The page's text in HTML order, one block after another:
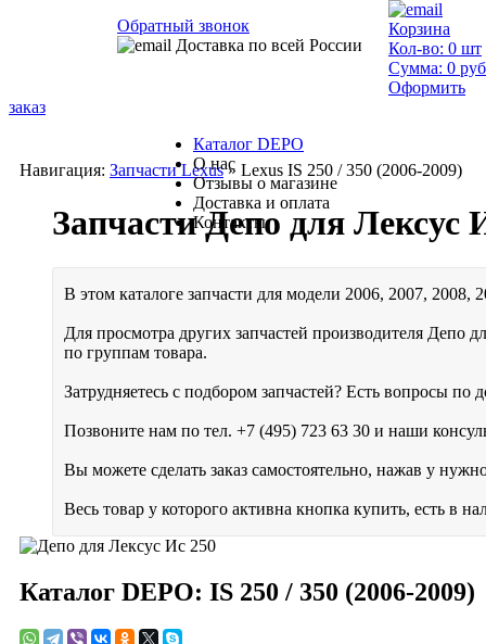
Навигация: Запчасти Lexus» Lexus IS 250 / 350 (2006-2009)
Запчасти Депо для Лексус
В этом каталоге запчасти для модели 2006, 2007, 2008,
Для просмотра других запчастей производителя Депо
по группам товара.
Затрудняетесь с подбором запчастей? Есть вопросы по
Позвоните нам по тел. +7 (495) 723 63 30 и наши
Вы можете сделать заказ самостоятельно, нажав у
Весь товар у которого активна кнопка купить, есть в
Каталог DEPO: IS 250 / 350 (2006-2009)
Обратный звонок
Доставка по всей России
Корзина
Кол-во: 0 шт
Сумма: 0
Оформить
заказ
Каталог DEPO
О нас
Отзывы о магазине
Доставка и оплата
Контакты